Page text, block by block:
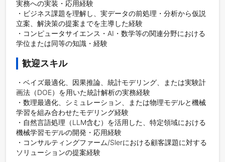
実務への実装・応用経験
・ビジネス課題を理解し、実データの前処理・分析から仮説
立案、解決策の提案までを主導した経験
・コンピュータサイエンス・AI・数学等の関連分野における
学位または同等の知識・経験
歓迎スキル
・ベイズ最適化、因果推論、統計モデリング、または実験計
画法（DOE）を用いた統計解析の実務経験
・数理最適化、シミュレーション、または物理モデルと機械
学習を組み合わせたモデリング経験
・自然言語処理（LLM含む）を活用した、特定領域における
機械学習モデルの開発・応用経験
・コンサルティングファーム/Slerにおける顧客課題に対する